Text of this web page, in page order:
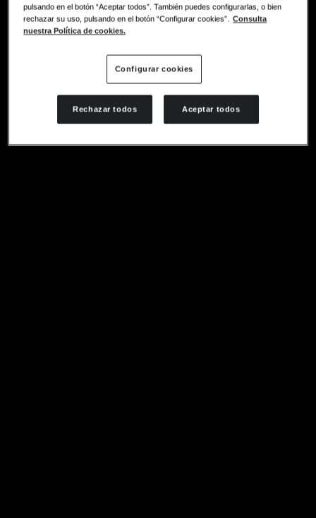
pulsando en el botón “Aceptar todos”. También puedes configurarlas, o bien
rechazar su uso, pulsando en el botón “Configurar cookies”. Consulta
nuestra Política de cookies.
Configurar cookies
Rechazar todos Aceptar todos